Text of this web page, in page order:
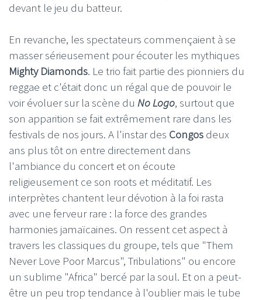
devant le jeu du batteur.
En revanche, les spectateurs commençaient à se
masser sérieusement pour écouter les mythiques
Mighty Diamonds. Le trio fait partie des pionniers du
reggae et c'était donc un régal que de pouvoir le
voir évoluer sur la scène du No Logo, surtout que
son apparition se fait extrêmement rare dans les
festivals de nos jours. A l'instar des Congos deux
ans plus tôt on entre directement dans
l'ambiance du concert et on écoute
religieusement ce son roots et méditatif. Les
interprètes chantent leur dévotion à la foi rasta
avec une ferveur rare : la force des grandes
harmonies jamaïcaines. On ressent cet aspect à
travers les classiques du groupe, tels que "Them
Never Love Poor Marcus", Tribulations" ou encore
un sublime "Africa" bercé par la soul. Et on a peut-
être un peu trop tendance à l'oublier mais le tube